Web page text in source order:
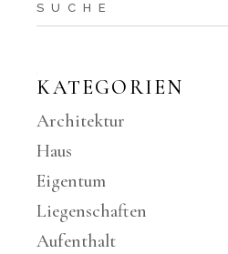
nach:
KATEGORIEN
Architektur
Haus
Eigentum
Liegenschaften
Aufenthalt